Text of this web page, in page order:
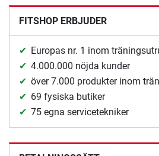
FITSHOP ERBJUDER
Europas nr. 1 inom
4.000.000 nöjda kunder
över 7.000 produkter inom
69 fysiska butiker
75 egna servicetekniker